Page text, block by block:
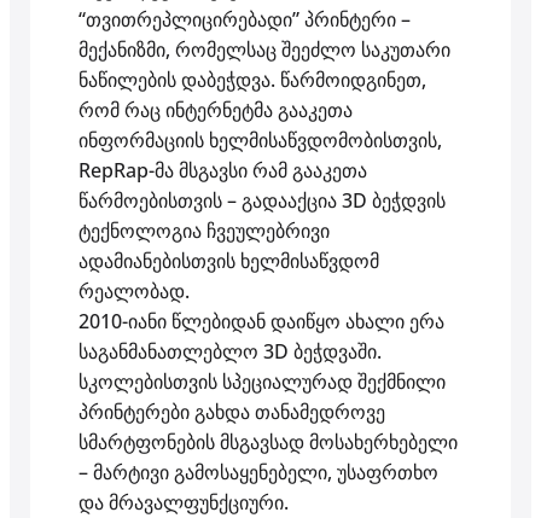
“თვითრეპლიცირებადი” პრინტერი –
მექანიზმი, რომელსაც შეეძლო საკუთარი
ნაწილების დაბეჭდვა. წარმოიდგინეთ,
რომ რაც ინტერნეტმა გააკეთა
ინფორმაციის ხელმისაწვდომობისთვის,
RepRap-მა მსგავსი რამ გააკეთა
წარმოებისთვის – გადააქცია 3D ბეჭდვის
ტექნოლოგია ჩვეულებრივი
ადამიანებისთვის ხელმისაწვდომ
რეალობად.
2010-იანი წლებიდან დაიწყო ახალი ერა
საგანმანათლებლო 3D ბეჭდვაში.
სკოლებისთვის სპეციალურად შექმნილი
პრინტერები გახდა თანამედროვე
სმარტფონების მსგავსად მოსახერხებელი
– მარტივი გამოსაყენებელი, უსაფრთხო
და მრავალფუნქციური.